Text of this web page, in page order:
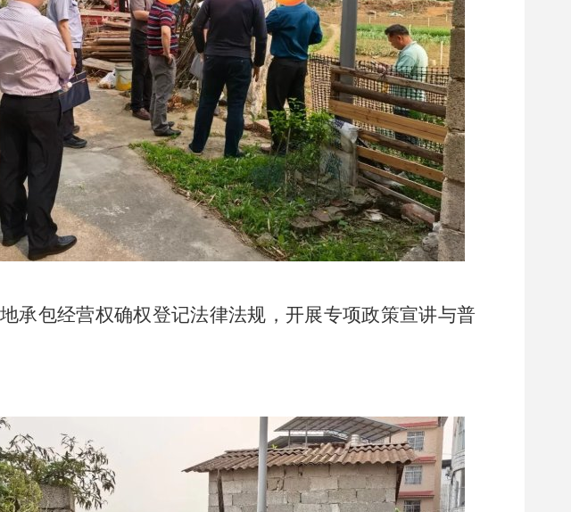
承包经营权确权登记法律法规，开展专项政策宣讲与普